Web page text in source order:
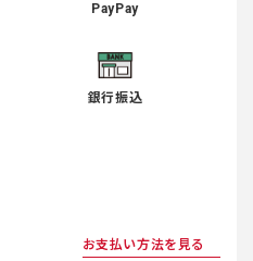
PayPay
銀行振込
お支払い方法を見る